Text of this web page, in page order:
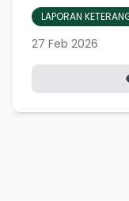
LAPORAN
27 Feb 2026